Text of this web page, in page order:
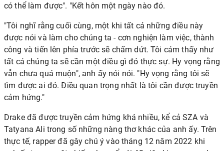
có thể làm được". "Kết hôn một ngày nào đó.
"Tôi nghĩ rằng cuối cùng, một khi tất cả những điều này
được nói và làm cho chúng ta - cơn nghiện làm việc, thành
công và tiến lên phía trước sẽ chấm dứt. Tôi cảm thấy như
tất cả chúng ta sẽ cần một điều gì đó thực sự. Hy vọng rằng
vẫn chưa quá muộn", anh ấy nói nói. "Hy vọng rằng tôi sẽ
tìm được ai đó. Điều quan trọng nhất là tôi cần được truyền
cảm hứng."
Drake đã được truyền cảm hứng khá nhiều, kể cảSZA và
Tatyana Ali trong số những nàng thơ khác của anh ấy. Trên
thực tế, rapper đã gây chú ý vào tháng 12 năm 2022 khi